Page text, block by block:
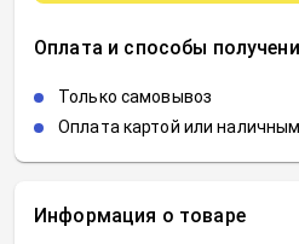
Информация о товаре
Оплата и способы
Только самовывоз
Оплата картой или